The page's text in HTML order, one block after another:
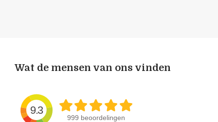
Wat de mensen van ons vinden
9.3
999 beoordelingen